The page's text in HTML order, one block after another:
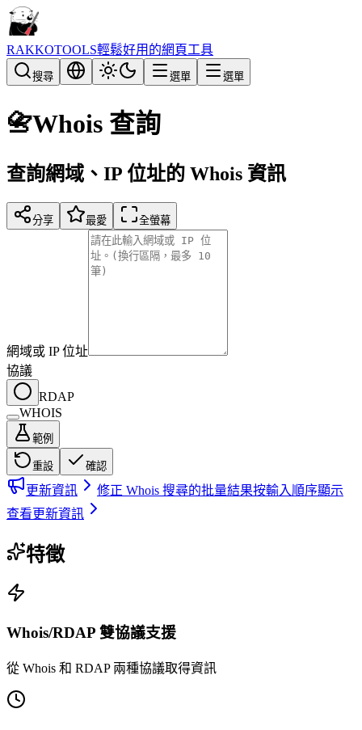
RAKKOTOOLS輕鬆好用的網頁工具
搜尋 選單 選單
📇Whois 查詢
查詢網域、IP 位址的 Whois 資訊
分享 最愛 全螢幕
網域或 IP 位址
協議
RDAP
WHOIS
範例
重設 確認
更新資訊
修正 Whois 搜尋的批量結果按輸入順序顯示
查看更新資訊
特徵
Whois/RDAP 雙協議支援
從 Whois 和 RDAP 兩種協議取得資訊